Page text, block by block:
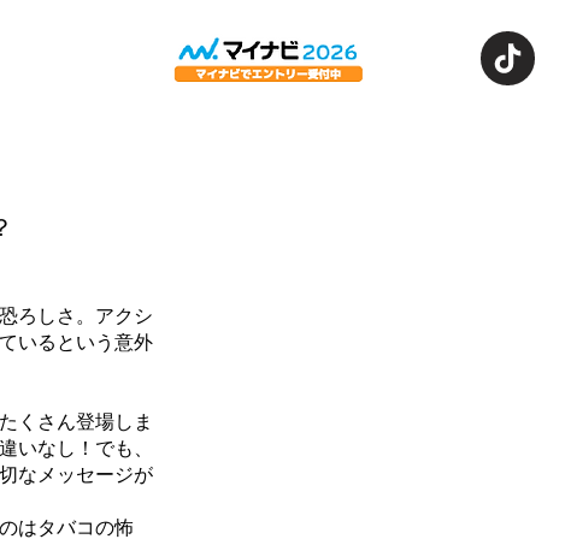
ろしさ。アクシ
いるという意外
くさん登場しま
いなし！でも、
なメッセージが
はタバコの怖